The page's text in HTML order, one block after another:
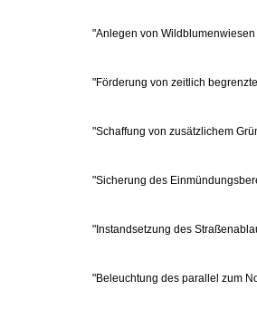
"Anlegen von
"Förderung von zeitlich
"Schaffung von zusätzlichem
"Sicherung des
"Instandsetzung des
"Beleuchtung des parallel zum